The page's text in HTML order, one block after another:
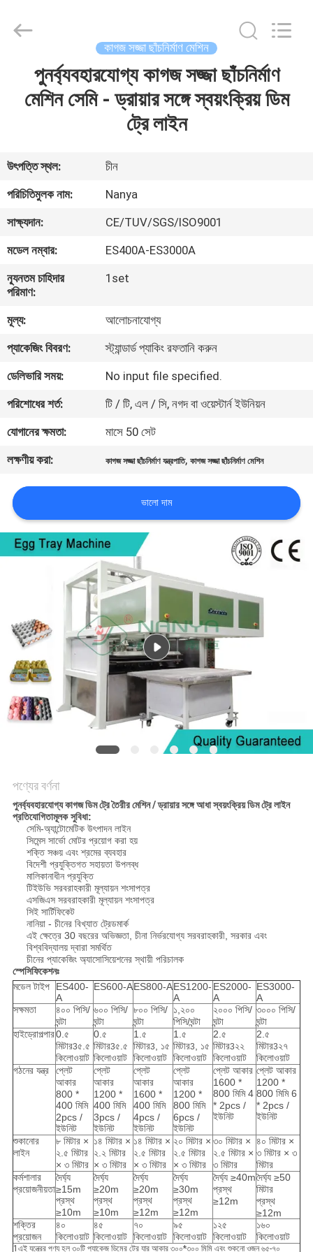
ভিডিও
প্রদর্শন
আমাদের
সম্পর্কে
কারখানা
ভ্রমণ
নিয়ন্ত্রণ
যোগাযোগ
করুন
খবর
ম্যাপ
PRIVACY
POLICY
Equipment
কাগজ সজ্জা ছাঁচনির্মাণ মেশিন
পুনর্ব্যবহারযোগ্য কাগজ সজ্জা ছাঁচনির্মাণ
মেশিন সেমি - ড্রায়ার সঙ্গে স্বয়ংক্রিয় ডিম
ট্রে লাইন
উৎপত্তি স্থল:
চীন
পরিচিতিমুলক নাম:
Nanya
সাক্ষ্যদান:
CE/TUV/SGS/ISO9001
মডেল নম্বার:
ES400A-ES3000A
ন্যূনতম চাহিদার
পরিমাণ:
1set
মূল্য:
আলোচনাযোগ্য
প্যাকেজিং বিবরণ:
স্ট্যান্ডার্ড প্যাকিং রফতানি করুন
ডেলিভারি সময়:
No input file specified.
পরিশোধের শর্ত:
টি / টি, এল / সি, নগদ বা ওয়েস্টার্ন ইউনিয়ন
যোগানের ক্ষমতা:
মাসে 50 সেট
লক্ষণীয় করা:
কাগজ সজ্জা ছাঁচনির্মাণ যন্ত্রপাতি,কাগজ সজ্জা ছাঁচনির্মাণ মেশিন
ভালো দাম
পণ্যের বর্ণনা
পুনর্ব্যবহারযোগ্য কাগজ ডিম ট্রে তৈরীর মেশিন / ড্রায়ার সঙ্গে আধা স্বয়ংক্রিয় ডিম ট্রে লাইন
প্রতিযোগিতামূলক সুবিধা:
সেমি-অ্যান্টোমেটিক উৎপাদন লাইন
সিমেন্স সার্ভো মোটর প্রয়োগ করা হয়
শক্তি সঞ্চয় এবং শ্রমের ব্যবহার
বিদেশী প্রযুক্তিগত সহায়তা উপলব্ধ
মালিকানাধীন প্রযুক্তি
টিইউভি সরবরাহকারী মূল্যায়ন শংসাপত্র
এসজিএস সরবরাহকারী মূল্যায়ন শংসাপত্র
সিই সার্টিফিকেট
নানিয়া - চীনের বিখ্যাত ট্রেডমার্ক
এই ক্ষেত্রে 30 বছরের অভিজ্ঞতা, চীনা নির্ভরযোগ্য সরবরাহকারী, সরকার এবং
বিশ্ববিদ্যালয় দ্বারা সমর্থিত
চীনের প্যাকেজিং অ্যাসোসিয়েশনের স্থায়ী পরিচালক
স্পেসিফিকেশনঃ
মডেল টাইপ
ES400-
A
ES600-AES800-AES1200-
A
ES2000-
A
ES3000-
A
সক্ষমতা
৪০০ পিসি/
ঘন্টা
৬০০ পিসি/
ঘন্টা
৮০০ পিসি/
ঘন্টা
১,২০০
পিসি/ঘন্টা
২০০০ পিসি/
ঘন্টা
৩০০০ পিসি/
ঘন্টা
হাইড্রোপল্পার0.৫
মিটার3৫.৫
কিলোওয়াট
0.৫
মিটার3৫.৫
কিলোওয়াট
1.৫
মিটার3, ১৫
কিলোওয়াট
1.৫
মিটার3, ১৫
কিলোওয়াট
2.৫
মিটার3২২
কিলোওয়াট
2.৫
মিটার3২৭
কিলোওয়াট
গঠনের যন্ত্র
প্লেট
আকার
800 *
400 মিমি
2pcs /
ইউনিট
প্লেট
আকার
1200 *
400 মিমি
3pcs /
ইউনিট
প্লেট
আকার
1600 *
400 মিমি
4pcs /
ইউনিট
প্লেট
আকার
1200 *
800 মিমি
6pcs /
ইউনিট
প্লেট আকার
1600 *
800 মিমি 4
* 2pcs /
ইউনিট
প্লেট আকার
1200 *
800 মিমি 6
* 2pcs /
ইউনিট
শুকানোর
লাইন
৮ মিটার ×
২.৫ মিটার
× ৩ মিটার
১৪ মিটার ×
২.২ মিটার
× ৩ মিটার
১৪ মিটার ×
২.৫ মিটার
× ৩ মিটার
২০ মিটার ×
২.৫ মিটার
× ৩ মিটার
৩০ মিটার ×
২.৫ মিটার ×
৩ মিটার
৪০ মিটার ×
৩ মিটার × ৩
মিটার
কর্মশালার
প্রয়োজনীয়তা
দৈর্ঘ্য
≥15m
প্রস্থ
≥10m
দৈর্ঘ্য
≥20m
প্রস্থ
≥10m
দৈর্ঘ্য
≥20m
প্রস্থ
≥12m
দৈর্ঘ্য
≥30m
প্রস্থ
≥12m
দৈর্ঘ্য ≥40m
প্রস্থ
≥12m
দৈর্ঘ্য ≥50
মিটার
প্রস্থ
≥12m
শক্তির
প্রয়োজন
৪০
কিলোওয়াট
৪৫
কিলোওয়াট
৭০
কিলোওয়াট
৯৫
কিলোওয়াট
১২৫
কিলোওয়াট
১৬০
কিলোওয়াট
1এই যন্ত্রের পণ্য হল ৩০টি প্যাকেজ ডিমের ট্রে যার আকার ৩০০*৩০০ মিমি এবং শুকনো ওজন ৬৫-৭০